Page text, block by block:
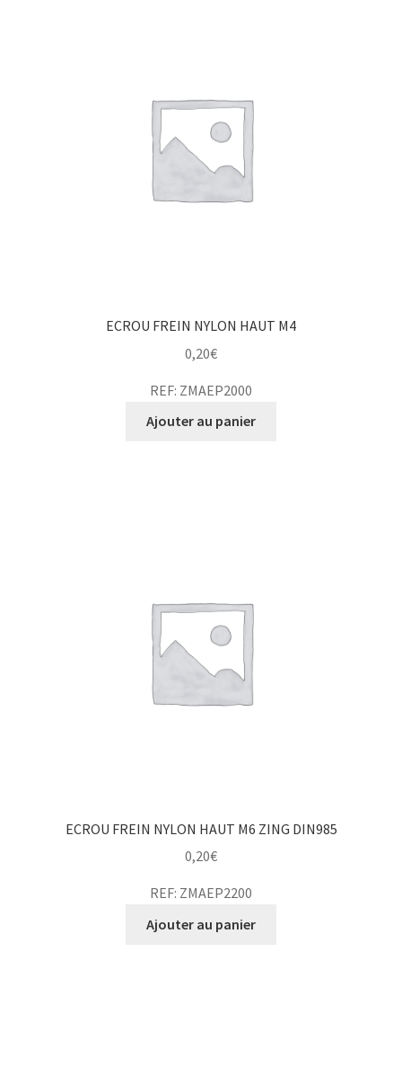
ECROU FREIN NYLON HAUT M4
0,20€
REF: ZMAEP2000
Ajouter au panier
ECROU FREIN NYLON HAUT M6 ZING DIN985
0,20€
REF: ZMAEP2200
Ajouter au panier